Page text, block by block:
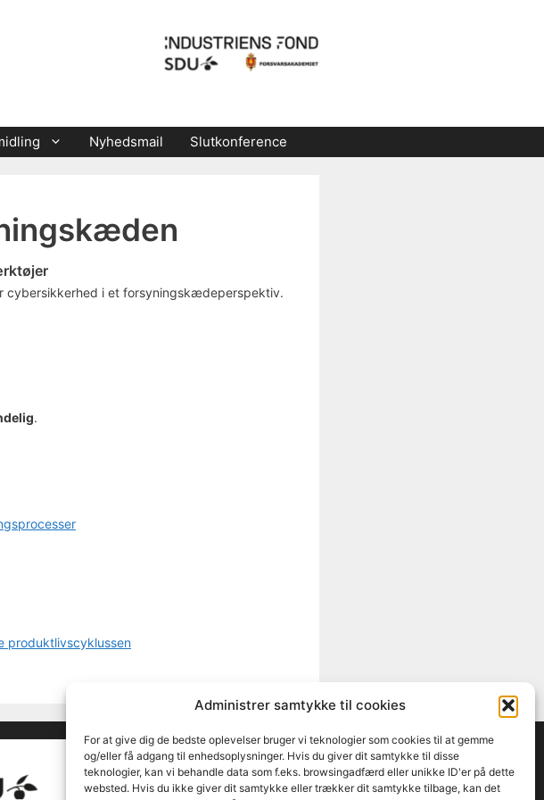
Administrer samtykke til cookies
For at give dig de bedste oplevelser bruger vi teknologier som cookies til at gemme
og/eller få adgang til enhedsoplysninger. Hvis du giver dit samtykke til disse
teknologier, kan vi behandle data som f.eks. browsingadfærd eller unikke ID'er på dette
websted. Hvis du ikke giver dit samtykke eller trækker dit samtykke tilbage, kan det
Nyhedsmail Slutkonference
cybersikkerhed i et forsyningskædeperspektiv.
.
produktlivscyklussen